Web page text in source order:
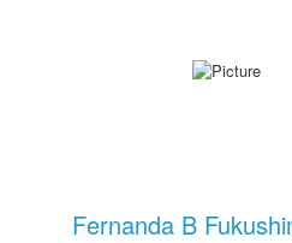
Fernanda B